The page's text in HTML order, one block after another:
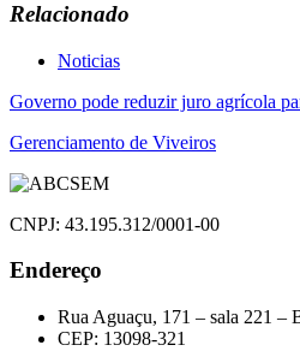
Relacionado
Noticias
Navegação
de
Post
Governo pode reduzir juro agrícola
Gerenciamento de Viveiros
CNPJ: 43.195.312/0001-00
Endereço
Rua Aguaçu, 171 – sala 221 –
CEP: 13098-321